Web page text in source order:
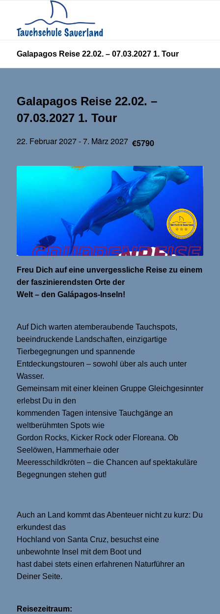
Galapagos Reise 22.02. – 07.03.2027 1. Tour
Galapagos Reise 22.02. –
07.03.2027 1. Tour
22. Februar 2027-7. März 2027 €5790
Freu Dich auf eine unvergessliche Reise zu einem
der faszinierendsten Orte der
Welt – den Galápagos-Inseln!
Auf Dich warten atemberaubende Tauchspots,
beeindruckende Landschaften, einzigartige
Tierbegegnungen und spannende
Entdeckungstouren – sowohl über als auch unter
Wasser.
Gemeinsam mit einer kleinen Gruppe Gleichgesinnter
erlebst Du in den
kommenden Tagen intensive Tauchgänge an
weltberühmten Spots wie
Gordon Rocks, Kicker Rock oder Floreana. Ob
Seelöwen, Hammerhaie oder
Meeresschildkröten – die Chancen auf spektakuläre
Begegnungen stehen gut!
Auch an Land kommt das Abenteuer nicht zu kurz: Du
erkundest das
Hochland von Santa Cruz, besuchst eine
unbewohnte Insel mit dem Boot und
hast dabei stets einen erfahrenen Naturführer an
Deiner Seite.
Reisezeitraum: